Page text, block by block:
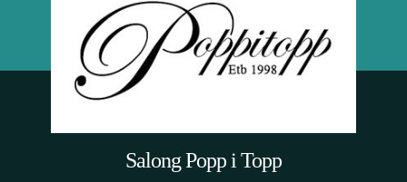
Salong Popp i Topp